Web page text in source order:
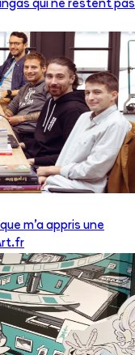
qui ne restent pas
m’a appris une